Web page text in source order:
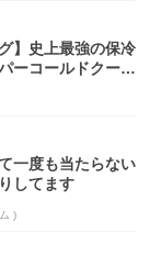
】史上最強の保冷
ーコールドクーラ
一度も当たらない
してます
)